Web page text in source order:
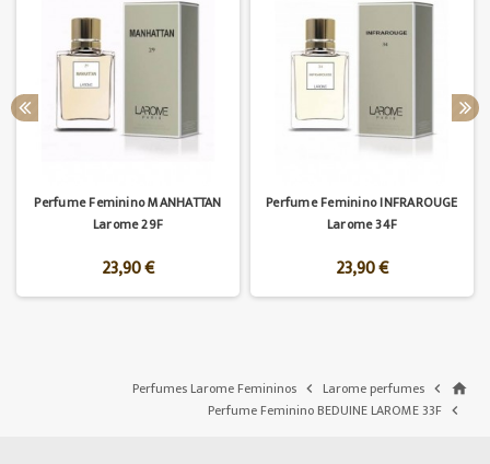
Perfume Feminino MANHATTAN
Larome 29F
23,90 €
Perfume Feminino INFRAROUGE
Larome 34F
23,90 €
home

Larome perfumes

Perfumes Larome Femininos

Perfume Feminino BEDUINE LAROME 33F